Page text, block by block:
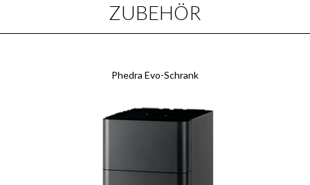
ZUBEHÖR
Phedra Evo-Schrank